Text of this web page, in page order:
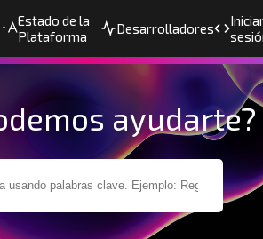
Estado de la
Plataforma
Desarrolladores
ayudarte?